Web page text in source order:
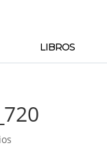
LIBROS